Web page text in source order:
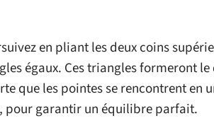
en pliant les deux coins
égaux. Ces triangles formeront
que les pointes se rencontrent en
pour garantir un équilibre parfait.